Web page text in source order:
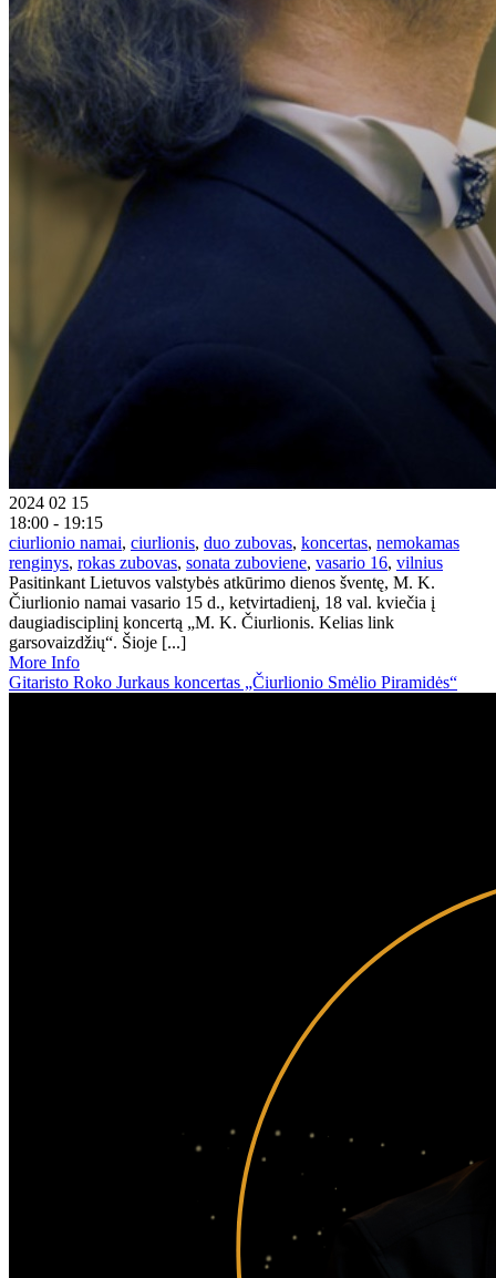
2024 02 15
18:00 - 19:15
ciurlionio namai, ciurlionis, duo zubovas, koncertas, nemokamas
renginys, rokas zubovas, sonata zuboviene, vasario 16, vilnius
Pasitinkant Lietuvos valstybės atkūrimo dienos šventę, M. K.
Čiurlionio namai vasario 15 d., ketvirtadienį, 18 val. kviečia į
daugiadisciplinį koncertą „M. K. Čiurlionis. Kelias link
garsovaizdžių“. Šioje [...]
More Info
Gitaristo Roko Jurkaus koncertas „Čiurlionio Smėlio Piramidės“